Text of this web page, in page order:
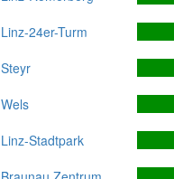
Linz-24er-Turm
Steyr
Wels
Linz-Stadtpark